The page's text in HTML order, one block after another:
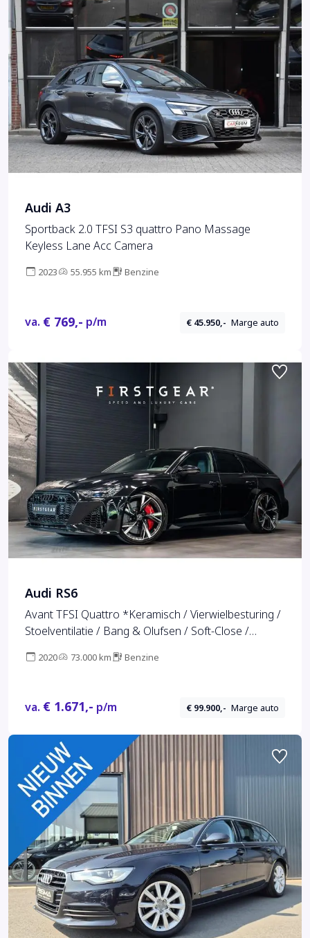
Audi A3
Sportback 2.0 TFSI S3 quattro Pano Massage
Keyless Lane Acc Camera
2023 55.955 km Benzine
va. € 769,- p/m € 45.950,- Marge auto
Audi RS6
Avant TFSI Quattro *Keramisch / Vierwielbesturing /
Stoelventilatie / Bang & Olufsen / Soft-Close /
2020 73.000 km Benzine
va. € 1.671,- p/m € 99.900,- Marge auto